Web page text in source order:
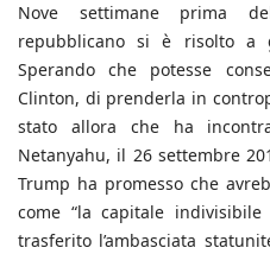
Nove settimane prima
repubblicano si è risolto a
Sperando che potesse
Clinton, di prenderla in
stato allora che ha
Netanyahu, il 26 settembre
Trump ha promesso che
come “la capitale
trasferito l’ambasciata